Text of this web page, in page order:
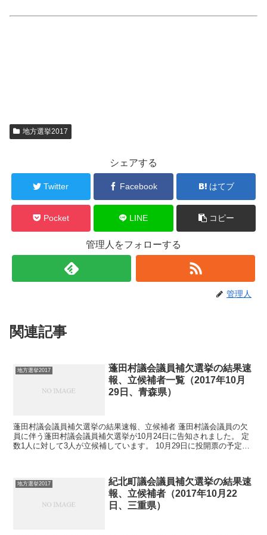
地方選挙2017
シェアする
Twitter Facebook はてブ
Pocket LINE コピー
管理人をフォローする
管理人
関連記事
地方選挙2017
蓬田村議会議員補欠選挙の結果速
報、立候補者一覧（2017年10月
29日、青森県）
蓬田村議会議員補欠選挙の結果速報、立候補者 蓬田村議会議員の欠
員に伴う蓬田村議会議員補欠選挙が10月24日に告知されました。 定
数1人に対して3人が立候補しています。 10月29日に投開票の予定で
地方選挙2017
紀北町議会議員補欠選挙の結果速
報、立候補者（2017年10月22
日、三重県）